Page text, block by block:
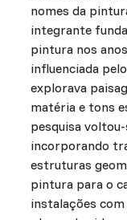
nomes da
integrante
pintura nos
influenciada
explorava
matéria e tons
pesquisa
incorporando
estruturas
pintura para o
instalações